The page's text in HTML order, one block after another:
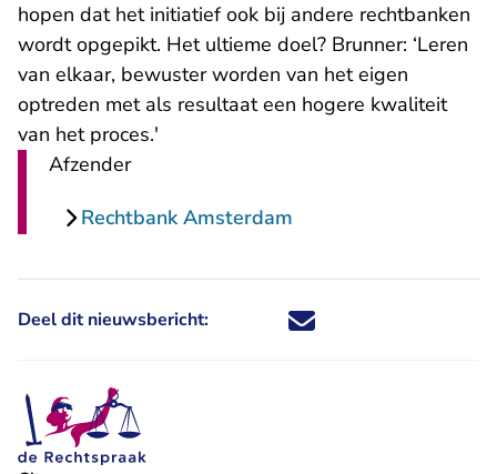
hopen dat het initiatief ook bij andere rechtbanken
wordt opgepikt. Het ultieme doel? Brunner: ‘Leren
van elkaar, bewuster worden van het eigen
optreden met als resultaat een hogere kwaliteit
van het proces.'
Afzender
Rechtbank Amsterdam
Deel dit nieuwsbericht: Deel dit nieuwsbericht via X -
Deel dit nieuwsbericht via
Deel dit nieuwsbericht
Deel dit